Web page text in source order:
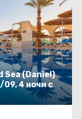
Sea (Daniel)
4 ночи с